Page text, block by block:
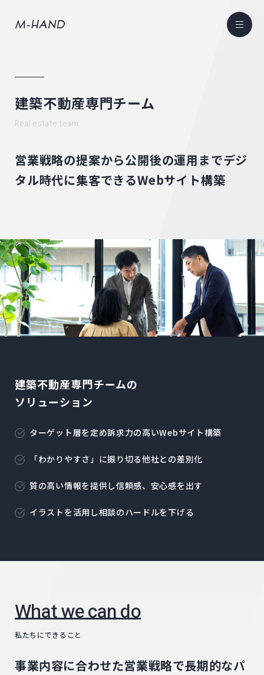
建築不動産専門チーム
Real estate team
営業戦略の提案から公開後の運用までデジ
タル時代に集客できるWebサイト構築
建築不動産専門チームの
ソリューション
ターゲット層を定め訴求力の高いWebサイト構築
「わかりやすさ」に振り切る他社との差別化
質の高い情報を提供し信頼感、安心感を出す
イラストを活用し相談のハードルを下げる
What we can do
私たちにできること
事業内容に合わせた営業戦略で長期的なパ